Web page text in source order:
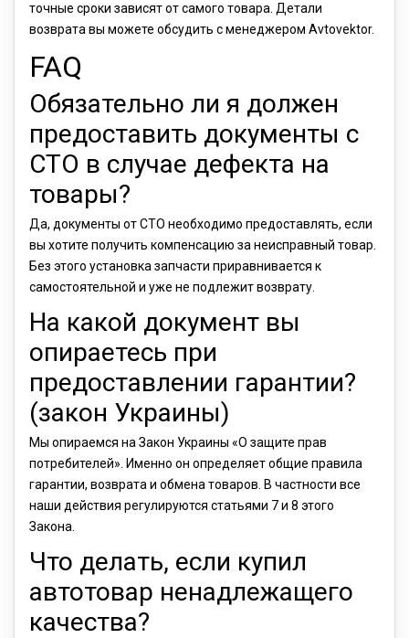
точные сроки зависят от самого товара. Детали
возврата вы можете обсудить с менеджером Avtovektor.
FAQ
Обязательно ли я должен
предоставить документы с
СТО в случае дефекта на
товары?
Да, документы от СТО необходимо предоставлять, если
вы хотите получить компенсацию за неисправный товар.
Без этого установка запчасти приравнивается к
самостоятельной и уже не подлежит возврату.
На какой документ вы
опираетесь при
предоставлении гарантии?
(закон Украины)
Мы опираемся на Закон Украины «О защите прав
потребителей». Именно он определяет общие правила
гарантии, возврата и обмена товаров. В частности все
наши действия регулируются статьями 7 и 8 этого
Закона.
Что делать, если купил
автотовар ненадлежащего
качества?